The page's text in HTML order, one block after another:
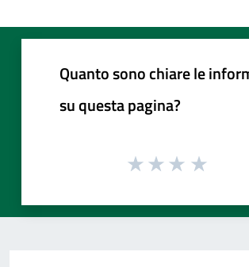
Quanto sono chiare le
su questa pagina?